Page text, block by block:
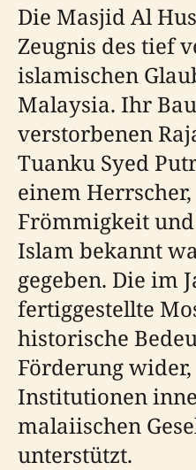
Die Masjid Al
Zeugnis des tief
islamischen
Malaysia. Ihr
verstorbenen
Tuanku Syed
einem
Frömmigkeit
Islam bekannt
gegeben. Die im
fertiggestellte
historische
Förderung
Institutionen
malaiischen
unterstützt.